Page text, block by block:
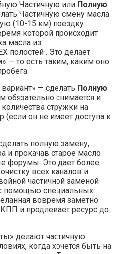
Частичную или Полную
Частичную смену масла
(10-15 км) поездку
которой происходит
масла из
полостей . Это делает
— то есть таким, каким оно
— сделать Полную
обязательно снимается и
стружки на
(если он не имеет доступа к
полную замену,
и прокачав старое масло
форумы. Это дает более
всех каналов и
частичной заменой
помощью специальных
вовремя заметно
и продлевает ресурс до
делают частичную
когда хочется быть на